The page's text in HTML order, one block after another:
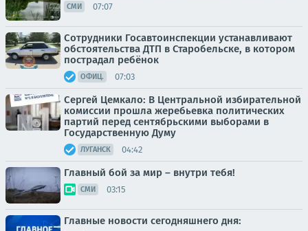
СМИ 07:07
Сотрудники Госавтоинспекции устанавливают
обстоятельства ДТП в Старобельске, в котором
пострадал ребёнок
ОФИЦ. 07:03
Сергей Цемкало: В Центральной избирательной
комиссии прошла жеребьевка политических
партий перед сентябрьскими выборами в
Государственную Думу
ЛУГАНСК 04:42
Главный бой за мир – внутри тебя!
СМИ 03:15
Главные новости сегодняшнего дня: